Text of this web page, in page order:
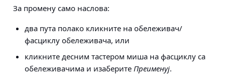
За промену само наслова:
два пута полако кликните на обележивач/
фасциклу обележивача, или
кликните десним тастером миша на фасциклу са
обележивачима и изаберите Преименуј.